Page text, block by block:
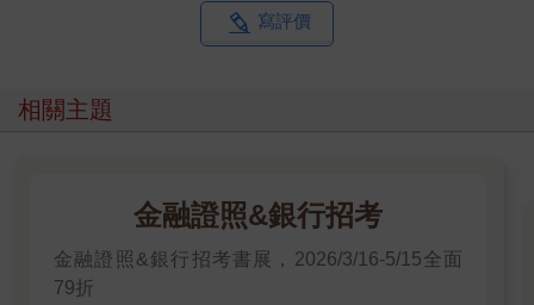
寫評價
相關主題
金融證照&銀行招考
金融證照&銀行招考書展，2026/3/16-5/15全面
79折